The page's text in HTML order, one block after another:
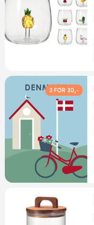
3 FOR 30,-